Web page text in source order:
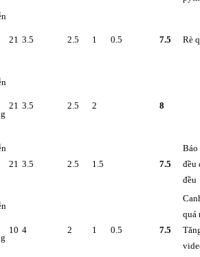
21 3.5 2.5 1 0.5 7.5 Rè
21 3.5 2.5 2 8
21 3.5 2.5 1.5 7.5
Báo
đều
đều
10 4 2 1 0.5 7.5
quá